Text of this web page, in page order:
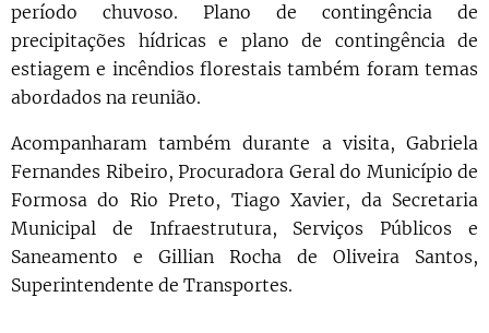
período chuvoso. Plano de contingência de
precipitações hídricas e plano de contingência de
estiagem e incêndios florestais também foram temas
abordados na reunião.
Acompanharam também durante a visita, Gabriela
Fernandes Ribeiro, Procuradora Geral do Município de
Formosa do Rio Preto, Tiago Xavier, da Secretaria
Municipal de Infraestrutura, Serviços Públicos e
Saneamento e Gillian Rocha de Oliveira Santos,
Superintendente de Transportes.